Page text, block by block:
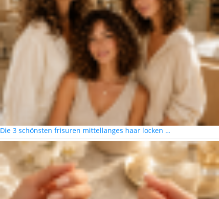
Die 3 schönsten frisuren mittellanges haar locken …